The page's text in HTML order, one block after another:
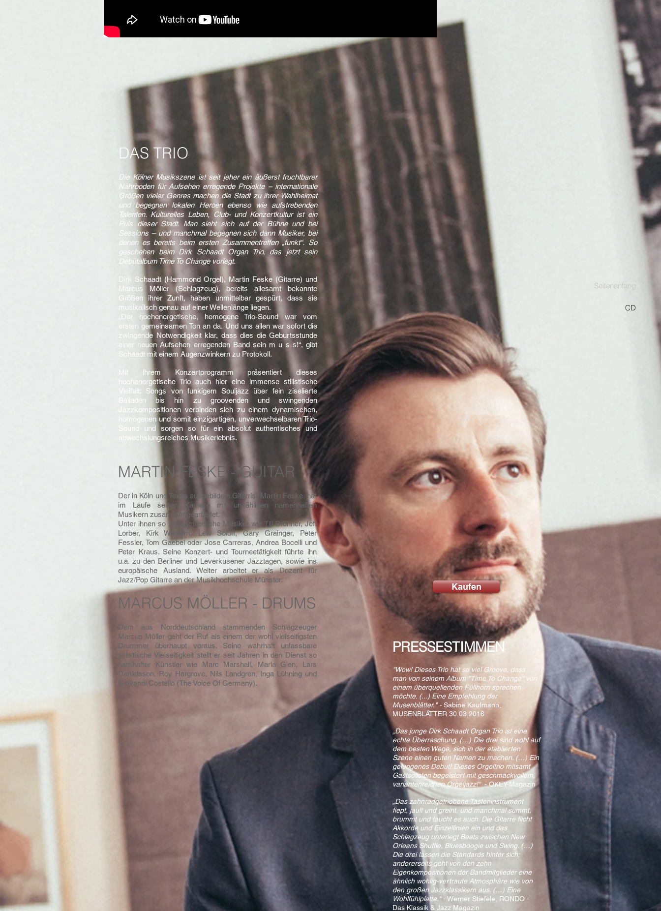
Seitenanfang
CD
DAS TRIO
Die Kölner Musikszene ist seit jeher ein äußerst fruchtbarer
Nährboden für Aufsehen erregende Projekte – internationale
Größen vieler Genres machen die Stadt zu ihrer Wahlheimat
und begegnen lokalen Heroen ebenso wie aufstrebenden
Talenten. Kulturelles Leben, Club- und Konzertkultur ist ein
Puls dieser Stadt. Man sieht sich auf der Bühne und bei
Sessions – und manchmal begegnen sich dann Musiker, bei
denen es bereits beim ersten Zusammentreffen „funkt“. So
geschehen beim Dirk Schaadt Organ Trio, das jetzt sein
Debütalbum Time To Change vorlegt.
Dirk Schaadt (Hammond Orgel), Martin Feske (Gitarre) und
Marcus Möller (Schlagzeug), bereits allesamt bekannte
Größen ihrer Zunft, haben unmittelbar gespürt, dass sie
musikalisch genau auf einer Wellenlänge liegen.
„Der hochenergetische, homogene Trio-Sound war vom
ersten gemeinsamen Ton an da. Und uns allen war sofort die
zwingende Notwendigkeit klar, dass dies die Geburtsstunde
einer neuen Aufsehen erregenden Band sein m u s s!“, gibt
Schaadt mit einem Augenzwinkern zu Protokoll.
Mit ihrem Konzertprogramm präsentiert dieses
hochenergetische Trio auch hier eine immense stilistische
Vielfalt: Songs von funkigem Souljazz über fein ziselierte
Balladen bis hin zu groovenden und swingenden
Jazzkompositionen verbinden sich zu einem dynamischen,
homogenen und somit einzigartigen, unverwechselbaren Trio-
Sound und sorgen so für ein absolut authentisches und
abwechslungsreiches Musikerlebnis.
MARTIN FESKE - GUITAR
Der in Köln und Texas ausgebildete Gitarrist Martin Feske, hat
im Laufe seiner Karriere mit unzähligen namenhaften
Musikern zusammengearbeitet.
Unter ihnen so unterschiedliche Musiker wie Till Brönner, Jeff
Lorber, Kirk Whalum, Lew Soloff, Gary Grainger, Peter
Fessler, Tom Gaebel oder Jose Carreras, Andrea Bocelli und
Peter Kraus. Seine Konzert- und Tourneetätigkeit führte ihn
u.a. zu den Berliner und Leverkusener Jazztagen, sowie ins
europäische Ausland. Weiter arbeitet er als Dozent für
Jazz/Pop Gitarre an der Musikhochschule Münster.
MARCUS MÖLLER - DRUMS
Dem aus Norddeutschland stammenden Schlagzeuger
Marcus Möller geht der Ruf als einem der wohl vielseitigsten
Drummer überhaupt voraus. Seine wahrhaft unfassbare
stilistische Vielseitigkeit stellt er seit Jahren in den Dienst so
namhafter Künstler wie Marc Marshall, Marla Glen, Lars
Danielsson, Roy Hargrove, Nils Landgren, Inga Lühning und
Giovanni Costello (The Voice Of Germany).
Kaufen
PRESSESTIMMEN
"Wow! Dieses Trio hat so viel Groove, dass
man von seinem Album "Time To Change" von
einem überquellenden Füllhorn sprechen
möchte. (...) Eine Empfehlung der
Musenblätter." - Sabine Kaufmann,
MUSENBLÄTTER 30.03.2016
„Das junge Dirk Schaadt Organ Trio ist eine
echte Überraschung. (…) Die drei sind wohl auf
dem besten Wege, sich in der etablierten
Szene einen guten Namen zu machen. (…) Ein
gelungenes Debut! Dieses Orgeltrio mitsamt
Gastsolisten begeistert mit geschmackvollem,
variantenreichen Orgeljazz!“- OKEY-Magazin
„Das zahnradgetriebene Tasteninstrument
fiept, jault und greint, und manchmal summt,
brummt und faucht es auch. Die Gitarre flicht
Akkorde und Einzellinien ein und das
Schlagzeug unterlegt Beats zwischen New
Orleans Shuffle, Bluesboogie und Swing. (…)
Die drei lassen die Standards hinter sich;
andererseits geht von den zehn
Eigenkompositionen der Bandmitglieder eine
ähnlich wohlig-vertraute Atmosphäre wie von
den großen Jazzklassikern aus. (…) Eine
Wohlfühlplatte.“- Werner Stiefele, RONDO -
Das Klassik & Jazz Magazin